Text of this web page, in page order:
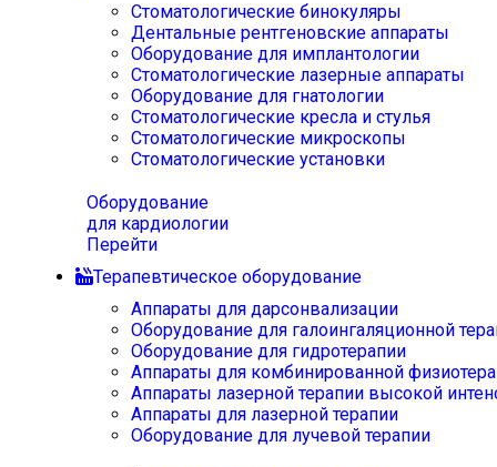
Стоматологические бинокуляры
Дентальные рентгеновские аппараты
Оборудование для имплантологии
Стоматологические лазерные аппараты
Оборудование для гнатологии
Стоматологические кресла и стулья
Стоматологические микроскопы
Стоматологические установки
Оборудование
для кардиологии
Перейти
Терапевтическое оборудование
Аппараты для дарсонвализации
Оборудование для галоингаляционной
Оборудование для гидротерапии
Аппараты для комбинированной
Аппараты лазерной терапии высокой
Аппараты для лазерной терапии
Оборудование для лучевой терапии